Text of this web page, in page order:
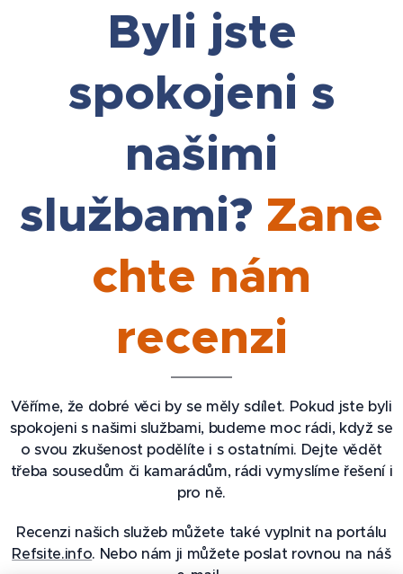
Byli jste
spokojeni s
našimi
službami? Zane
chte nám
recenzi
Věříme, že dobré věci by se měly sdílet. Pokud jste byli
spokojeni s našimi službami, budeme moc rádi, když se
o svou zkušenost podělíte i s ostatními. Dejte vědět
třeba sousedům či kamarádům, rádi vymyslíme řešení i
pro ně.
Recenzi našich služeb můžete také vyplnit na portálu
Refsite.info. Nebo nám ji můžete poslat rovnou na náš